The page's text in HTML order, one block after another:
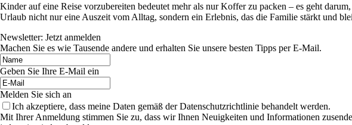
Kinder auf eine Reise vorzubereiten bedeutet mehr als nur Koffer zu packen – es geht
Urlaub nicht nur eine Auszeit vom Alltag, sondern ein Erlebnis, das die Familie stärkt und
Newsletter: Jetzt anmelden
Machen Sie es wie Tausende andere und erhalten Sie unsere besten Tipps per E-Mail.
Geben Sie Ihre E-Mail ein
Melden Sie sich an
Ich akzeptiere, dass meine Daten gemäß der Datenschutzrichtlinie behandelt werden.
Mit Ihrer Anmeldung stimmen Sie zu, dass wir Ihnen Neuigkeiten und Informationen